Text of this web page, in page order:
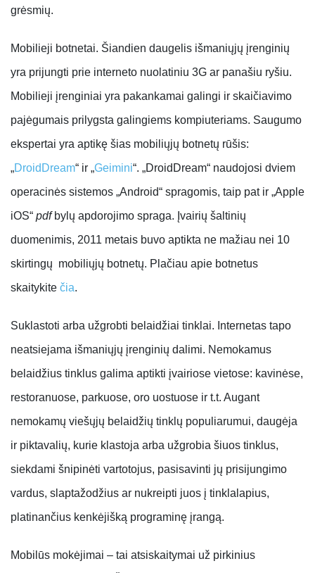
grėsmių.
Mobilieji botnetai. Šiandien daugelis išmaniųjų įrenginių
yra prijungti prie interneto nuolatiniu 3G ar panašiu ryšiu.
Mobilieji įrenginiai yra pakankamai galingi ir skaičiavimo
pajėgumais prilygsta galingiems kompiuteriams. Saugumo
ekspertai yra aptikę šias mobiliųjų botnetų rūšis:
„DroidDream“ ir „Geimini“. „DroidDream“ naudojosi dviem
operacinės sistemos „Android“ spragomis, taip pat ir „Apple
iOS“ pdfbylų apdorojimo spraga. Įvairių šaltinių
duomenimis, 2011 metais buvo aptikta ne mažiau nei 10
skirtingų mobiliųjų botnetų. Plačiau apie botnetus
skaitykite čia.
Suklastoti arba užgrobti belaidžiai tinklai. Internetas tapo
neatsiejama išmaniųjų įrenginių dalimi. Nemokamus
belaidžius tinklus galima aptikti įvairiose vietose: kavinėse,
restoranuose, parkuose, oro uostuose ir t.t. Augant
nemokamų viešųjų belaidžių tinklų populiarumui, daugėja
ir piktavalių, kurie klastoja arba užgrobia šiuos tinklus,
siekdami šnipinėti vartotojus, pasisavinti jų prisijungimo
vardus, slaptažodžius ar nukreipti juos į tinklalapius,
platinančius kenkėjišką programinę įrangą.
Mobilūs mokėjimai – tai atsiskaitymai už pirkinius